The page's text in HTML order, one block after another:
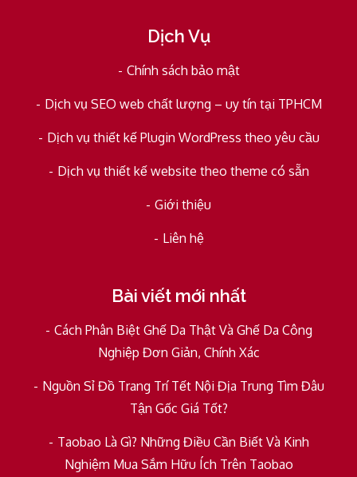
Dịch Vụ
Chính sách bảo mật
Dịch vụ SEO web chất lượng – uy tín tại TPHCM
Dịch vụ thiết kế Plugin WordPress theo yêu cầu
Dịch vụ thiết kế website theo theme có sẵn
Giới thiệu
Liên hệ
Bài viết mới nhất
Cách Phân Biệt Ghế Da Thật Và Ghế Da Công
Nghiệp Đơn Giản, Chính Xác
Nguồn Sỉ Đồ Trang Trí Tết Nội Địa Trung Tìm Đâu
Tận Gốc Giá Tốt?
Taobao Là Gì? Những Điều Cần Biết Và Kinh
Nghiệm Mua Sắm Hữu Ích Trên Taobao